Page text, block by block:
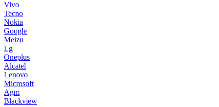
Vivo
Tecno
Nokia
Google
Meizu
Lg
Oneplus
Alcatel
Lenovo
Microsoft
Agm
Blackview